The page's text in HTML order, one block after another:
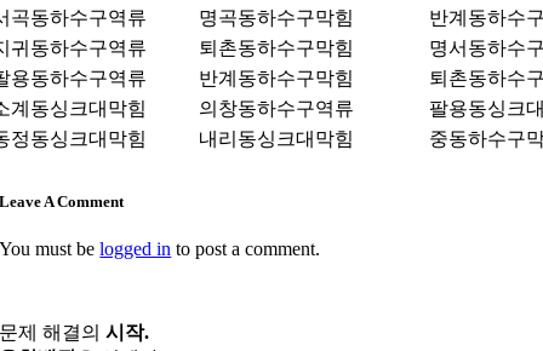
곡동하수구역류
명곡동하수구막힘
반계동하수
귀동하수구역류
퇴촌동하수구막힘
명서동하수
용동하수구역류
반계동하수구막힘
퇴촌동하수
계동싱크대막힘
의창동하수구역류
팔용동싱크
정동싱크대막힘
내리동싱크대막힘 중동하수구
Leave A Comment
You must belogged in to post a comment.
문제 해결의시작.